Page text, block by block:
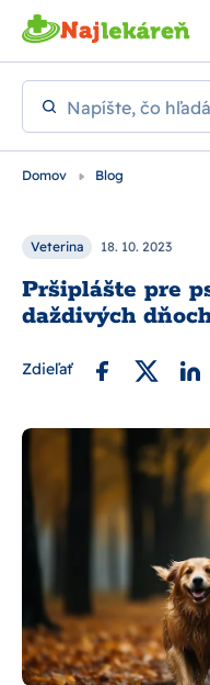
Preskočiť na hlavný obsah
Napíšte, čo
Domov Blog
Veterina 18. 10. 2023
Zdieľať
Pršiplášte pre
daždivých